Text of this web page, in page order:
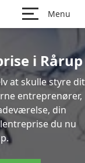
Menu
i Rårup
at skulle styre dit
entreprenører,
din
du nu